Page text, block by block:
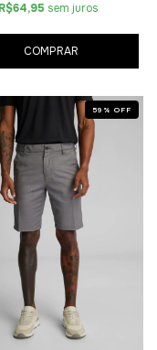
R$64,95 sem juros
COMPRAR
59 % OFF